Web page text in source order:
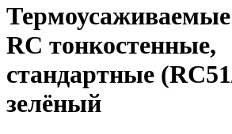
RC тонкостенные,
стандартные
зелёный